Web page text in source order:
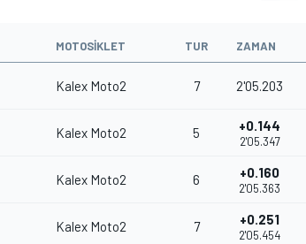
MOTOSIKLET TUR ZAMAN
Kalex Moto2 7 2'05.203
Kalex Moto2 5 +0.144
2'05.347
Kalex Moto2 6 +0.160
2'05.363
Kalex Moto2 7 +0.251
2'05.454